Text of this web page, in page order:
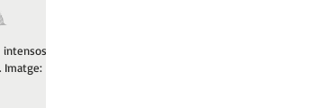
a
Imatge: